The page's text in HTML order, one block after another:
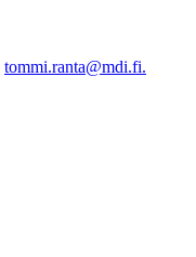
tommi.ranta@mdi.fi.